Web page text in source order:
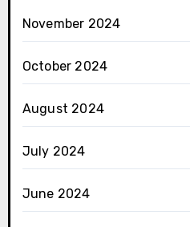
November 2024
October 2024
August 2024
July 2024
June 2024